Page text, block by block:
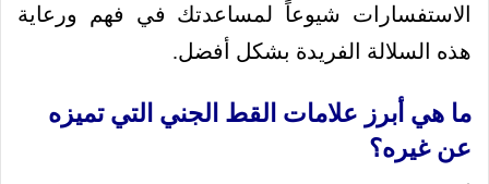
الاستفسارات شيوعاً لمساعدتك في فهم ورعاية
هذه السلالة الفريدة بشكل أفضل.
ما هي أبرز علامات القط الجني التي تميزه
عن غيره؟